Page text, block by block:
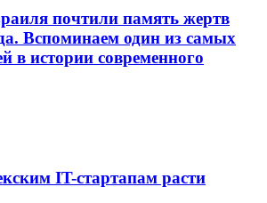
почтили память жертв
Вспоминаем один из самых
в истории современного
IT-стартапам расти